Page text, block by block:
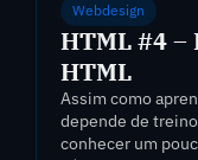
Webdesign
HTML #4 –
HTML
Assim como
depende de
conhecer um